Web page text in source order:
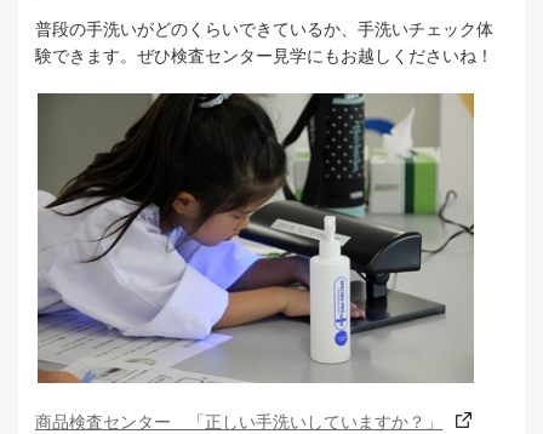
普段の手洗いがどのくらいできているか、手洗いチェック体
験できます。ぜひ検査センター見学にもお越しくださいね！
商品検査センター 「正しい手洗いしていますか？」